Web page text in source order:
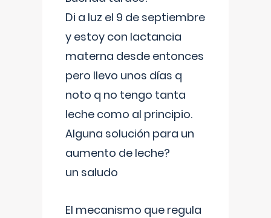
Di a luz el 9 de septiembre
y estoy con lactancia
materna desde entonces
pero llevo unos días q
noto q no tengo tanta
leche como al principio.
Alguna solución para un
aumento de leche?
un saludo
El mecanismo que regula